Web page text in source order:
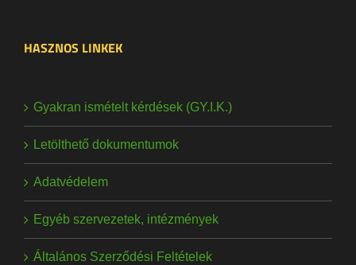
HASZNOS LINKEK
Gyakran ismételt kérdések (GY.I.K.)
Letölthető dokumentumok
Adatvédelem
Egyéb szervezetek, intézmények
Általános Szerződési Feltételek